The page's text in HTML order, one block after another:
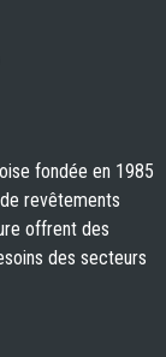
fondée en 1985
revêtements
offrent des
des secteurs